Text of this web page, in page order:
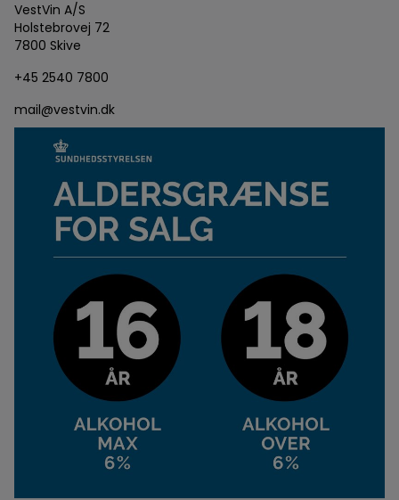
VestVin A/S
Holstebrovej 72
7800 Skive
+45 2540 7800
mail@vestvin.dk